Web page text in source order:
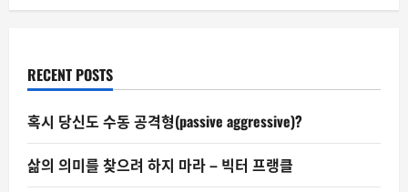
RECENT POSTS
혹시 당신도 수동 공격형(passive aggressive)?
삶의 의미를 찾으려 하지 마라 – 빅터 프랭클